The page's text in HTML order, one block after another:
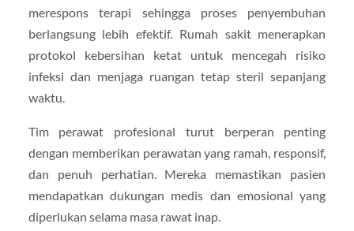
merespons terapi sehingga proses penyembuhan
berlangsung lebih efektif. Rumah sakit menerapkan
protokol kebersihan ketat untuk mencegah risiko
infeksi dan menjaga ruangan tetap steril sepanjang
waktu.
Tim perawat profesional turut berperan penting
dengan memberikan perawatan yang ramah, responsif,
dan penuh perhatian. Mereka memastikan pasien
mendapatkan dukungan medis dan emosional yang
diperlukan selama masa rawat inap.